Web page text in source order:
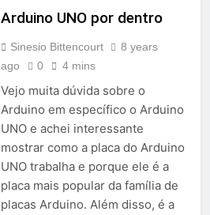
Arduino UNO por dentro
Sinesio Bittencourt
8 years
ago
0 4 mins
Vejo muita dúvida sobre o
Arduino em específico o Arduino
UNO e achei interessante
mostrar como a placa do Arduino
UNO trabalha e porque ele é a
placa mais popular da família de
placas Arduino. Além disso, é a